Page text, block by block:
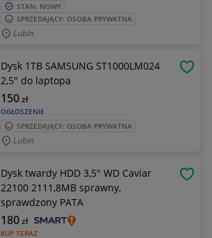
STAN: NOWY
SPRZEDAJĄCY: OSOBA PRYWATNA
Lubin
Dysk 1TB SAMSUNG ST1000LM024
2,5" do laptopa
OGŁOSZENIE
150zł
SPRZEDAJĄCY: OSOBA PRYWATNA
Lubin
Dysk twardy HDD 3,5" WD Caviar
22100 2111,8MB sprawny,
sprawdzony PATA
KUP TERAZ
180zł